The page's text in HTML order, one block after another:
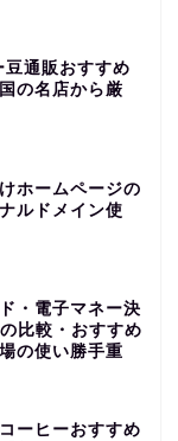
通販おすすめ
の名店から厳
ホームページの
ルドメイン使
・電子マネー決
比較・おすすめ
の使い勝手重
ーヒーおすすめ